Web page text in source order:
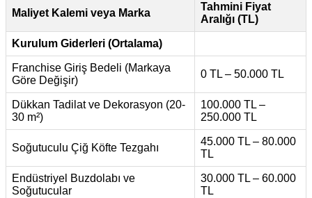
Maliyet Kalemi veya Marka
Tahmini Fiyat
Aralığı (TL)
Kurulum Giderleri (Ortalama)
Franchise Giriş Bedeli (Markaya
Göre Değişir)
0 TL – 50.000 TL
Dükkan Tadilat ve Dekorasyon (20-
30 m²)
100.000 TL –
250.000 TL
Soğutuculu Çiğ Köfte Tezgahı
45.000 TL – 80.000
TL
Endüstriyel Buzdolabı ve
Soğutucular
30.000 TL – 60.000
TL